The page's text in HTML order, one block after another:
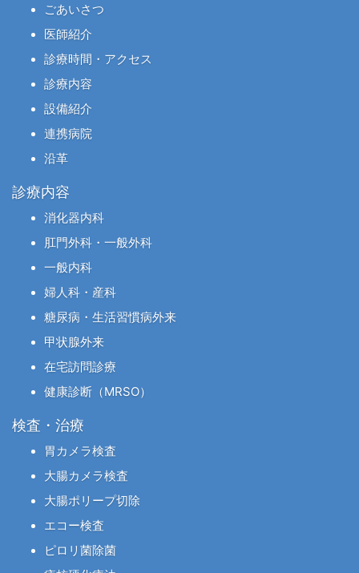
ごあいさつ
医師紹介
診療時間・アクセス
診療内容
設備紹介
連携病院
沿革
診療内容
消化器内科
肛門外科・一般外科
一般内科
婦人科・産科
糖尿病・生活習慣病外来
甲状腺外来
在宅訪問診療
健康診断（MRSO）
検査・治療
胃カメラ検査
大腸カメラ検査
大腸ポリープ切除
エコー検査
ピロリ菌除菌